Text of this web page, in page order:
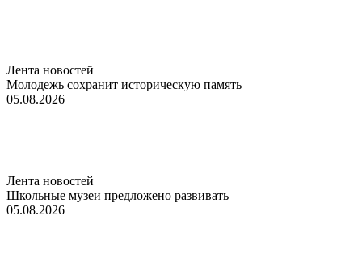
Лента новостей
Молодежь сохранит историческую память
05.08.2026
Лента новостей
Школьные музеи предложено развивать
05.08.2026